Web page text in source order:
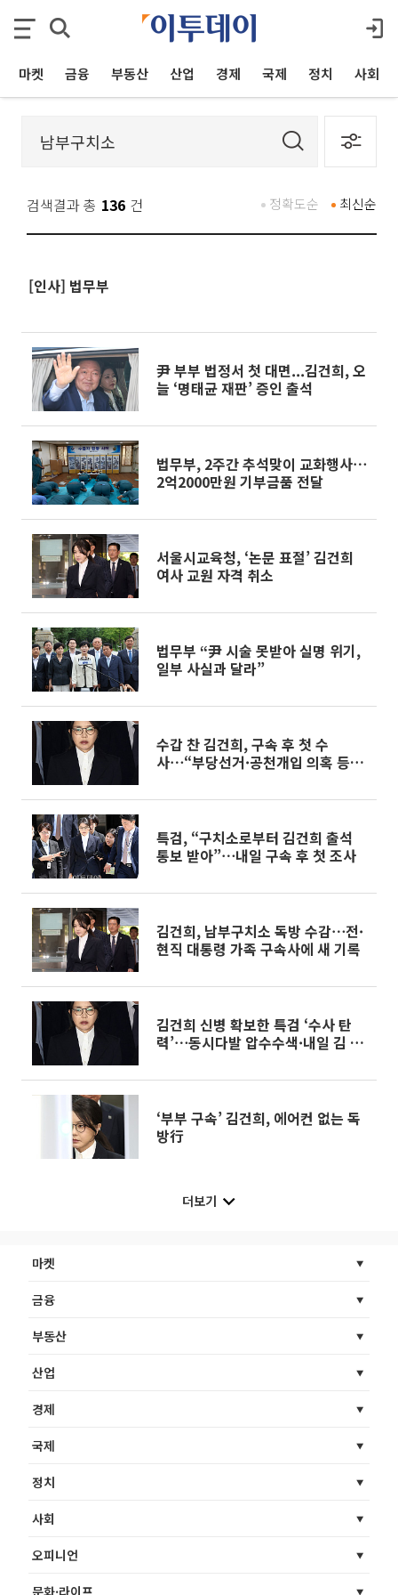
마켓 금융 부동산 산업 경제 국제 정치 사회
검색결과 총 136 건 최신순
정확도순
[인사] 법무부
尹 부부 법정서 첫 대면...김건희, 오
늘 ‘명태균 재판’ 증인 출석
법무부, 2주간 추석맞이 교화행사⋯
2억2000만원 기부금품 전달
서울시교육청, ‘논문 표절’ 김건희
여사 교원 자격 취소
법무부 “尹 시술 못받아 실명 위기,
일부 사실과 달라”
수갑 찬 김건희, 구속 후 첫 수
사⋯“부당선거·공천개입 의혹 등
특검, “구치소로부터 김건희 출석
통보 받아”⋯내일 구속 후 첫 조사
김건희, 남부구치소 독방 수감⋯전·
현직 대통령 가족 구속사에 새 기록
김건희 신병 확보한 특검 ‘수사 탄
력’⋯동시다발 압수수색·내일 김 여
‘부부 구속’ 김건희, 에어컨 없는 독
방行
더보기
마켓
금융
부동산
산업
경제
국제
정치
사회
오피니언
문화·라이프